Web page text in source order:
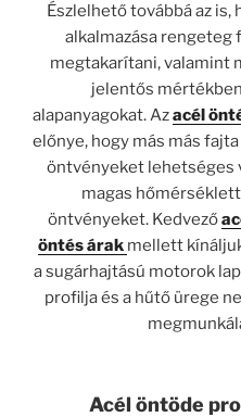
Észlelhető továbbá az is,
alkalmazása rengeteg
megtakarítani, valamint
jelentős
alapanyagokat. Azacél
előnye, hogy más más
öntvényeket lehetséges
magas
öntvényeket. Kedvező
öntés árak mellett
a sugárhajtású motorok
profilja és a hűtő ürege
Acél öntöde